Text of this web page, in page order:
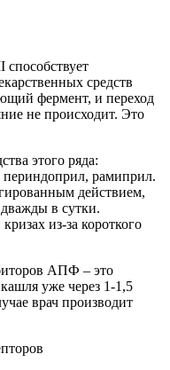
средств
фермент, и переход
не происходит. Это
этого ряда:
периндоприл, рамиприл.
действием,
в сутки.
из-за короткого
АПФ – это
уже через 1-1,5
врач производит